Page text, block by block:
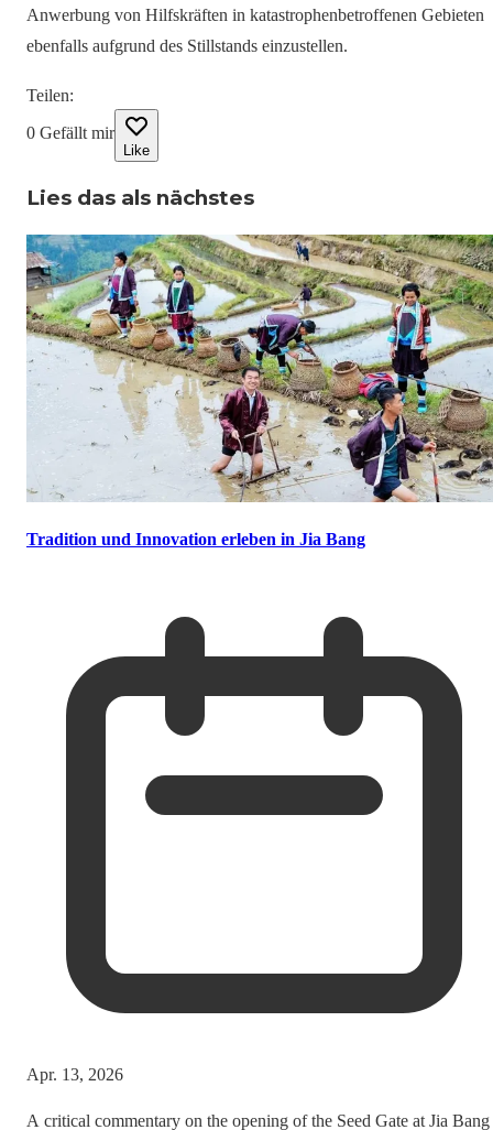
Anwerbung von Hilfskräften in katastrophenbetroffenen Gebieten
ebenfalls aufgrund des Stillstands einzustellen.
Teilen:
0 Gefällt mir
Like
Lies das als nächstes
Tradition und Innovation erleben in Jia Bang
Apr. 13, 2026
A critical commentary on the opening of the Seed Gate at Jia Bang